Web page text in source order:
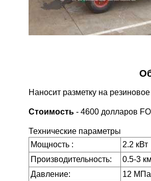
Наносит разметку на
Стоимость - 4600 долларов
Технические параметры
Мощность :
2.2 кВт
Производительность:
0.5-3
Давление:
12 МПа